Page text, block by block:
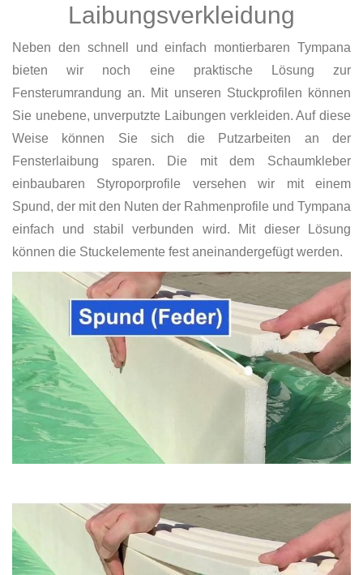
Laibungsverkleidung
Neben den schnell und einfach montierbaren Tympana
bieten wir noch eine praktische Lösung zur
Fensterumrandung an. Mit unseren Stuckprofilen können
Sie unebene, unverputzte Laibungen verkleiden. Auf diese
Weise können Sie sich die Putzarbeiten an der
Fensterlaibung sparen. Die mit dem Schaumkleber
einbaubaren Styroporprofile versehen wir mit einem
Spund, der mit den Nuten der Rahmenprofile und Tympana
einfach und stabil verbunden wird. Mit dieser Lösung
können die Stuckelemente fest aneinandergefügt werden.